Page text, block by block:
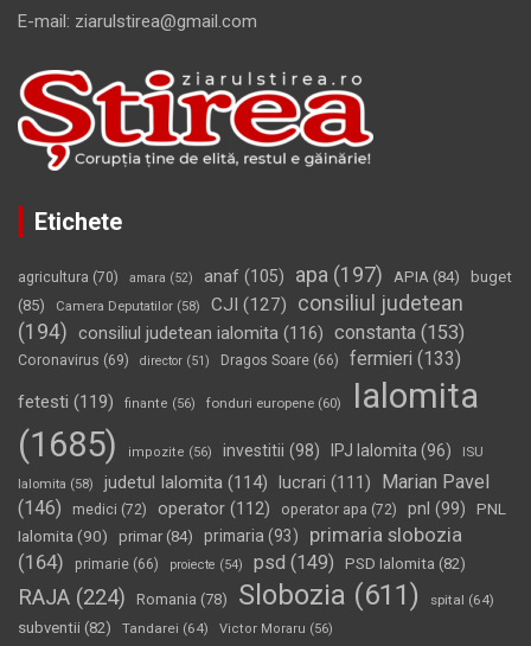
E-mail: ziarulstirea@gmail.com
Etichete
agricultura (70) amara (52) anaf (105) apa (197) APIA (84)
buget
(85)
Camera Deputatilor (58) CJI (127)
consiliul judetean
(194) consiliul judetean ialomita (116) constanta (153)
Coronavirus (69) director (51) Dragos Soare (66) fermieri (133)
fetesti (119) finante (56) fonduri europene (60)
Ialomita
(1685)
impozite (56) investitii (98) IPJ Ialomita (96) ISU
Ialomita (58) judetul Ialomita (114) lucrari (111)
Marian Pavel
(146)
medici (72) operator (112) operator apa (72) pnl (99)
PNL
Ialomita (90) primar(84) primaria (93)
primaria slobozia
(164)
primarie (66) proiecte (54) psd (149) PSD Ialomita (82)
RAJA (224) Romania (78) Slobozia (611) spital (64)
subventii (82) Tandarei (64) Victor Moraru (56)